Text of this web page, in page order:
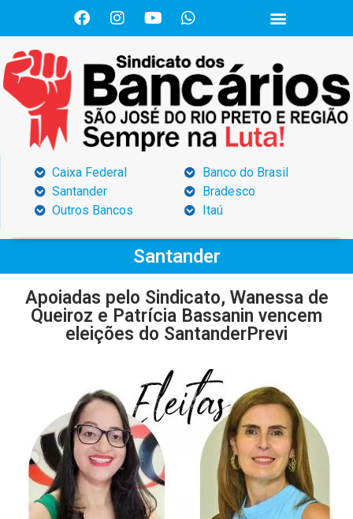
Caixa Federal
Santander
Outros Bancos
Banco do Brasil
Bradesco
Itaú
Santander
Apoiadas pelo Sindicato, Wanessa de
Queiroz e Patrícia Bassanin vencem
eleições do SantanderPrevi